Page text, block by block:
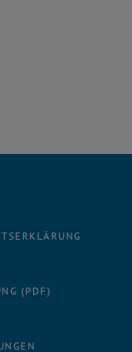
(PDF)